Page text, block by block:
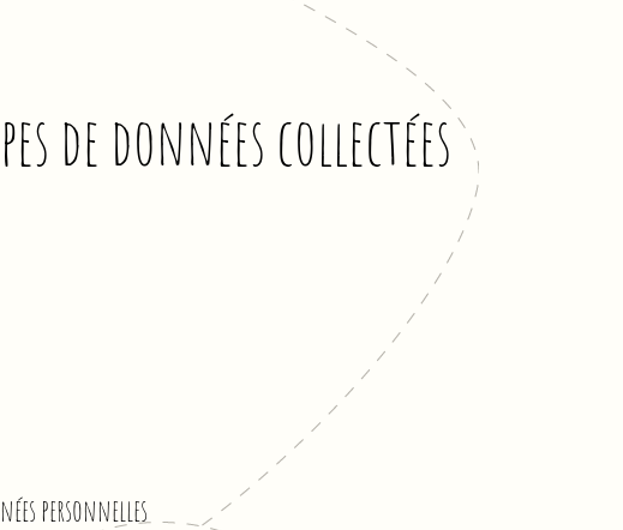
de données collectées
personnelles